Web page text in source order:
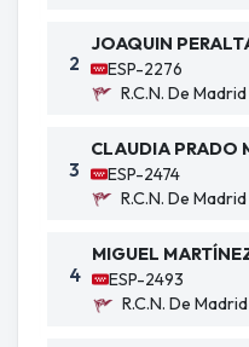
2
JOAQUIN
ESP-2276
R.C.N. De Madrid
3
CLAUDIA PRADO
ESP-2474
R.C.N. De Madrid
4
MIGUEL
ESP-2493
R.C.N. De Madrid